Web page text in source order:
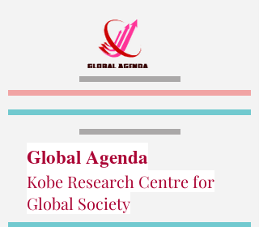
Global Agenda
Kobe Research Centre for
Global Society